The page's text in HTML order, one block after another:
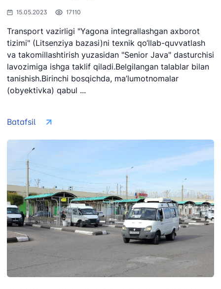
15.05.2023 17110
Transport vazirligi "Yagona integrallashgan axborot
tizimi" (Litsenziya bazasi)ni texnik qo‘llab-quvvatlash
va takomillashtirish yuzasidan "Senior Java" dasturchisi
lavozimiga ishga taklif qiladi.Belgilangan talablar bilan
tanishish.Birinchi bosqichda, ma’lumotnomalar
(obyektivka) qabul ...
Batafsil